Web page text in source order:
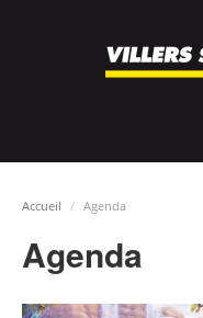
Accueil Agenda
Agenda